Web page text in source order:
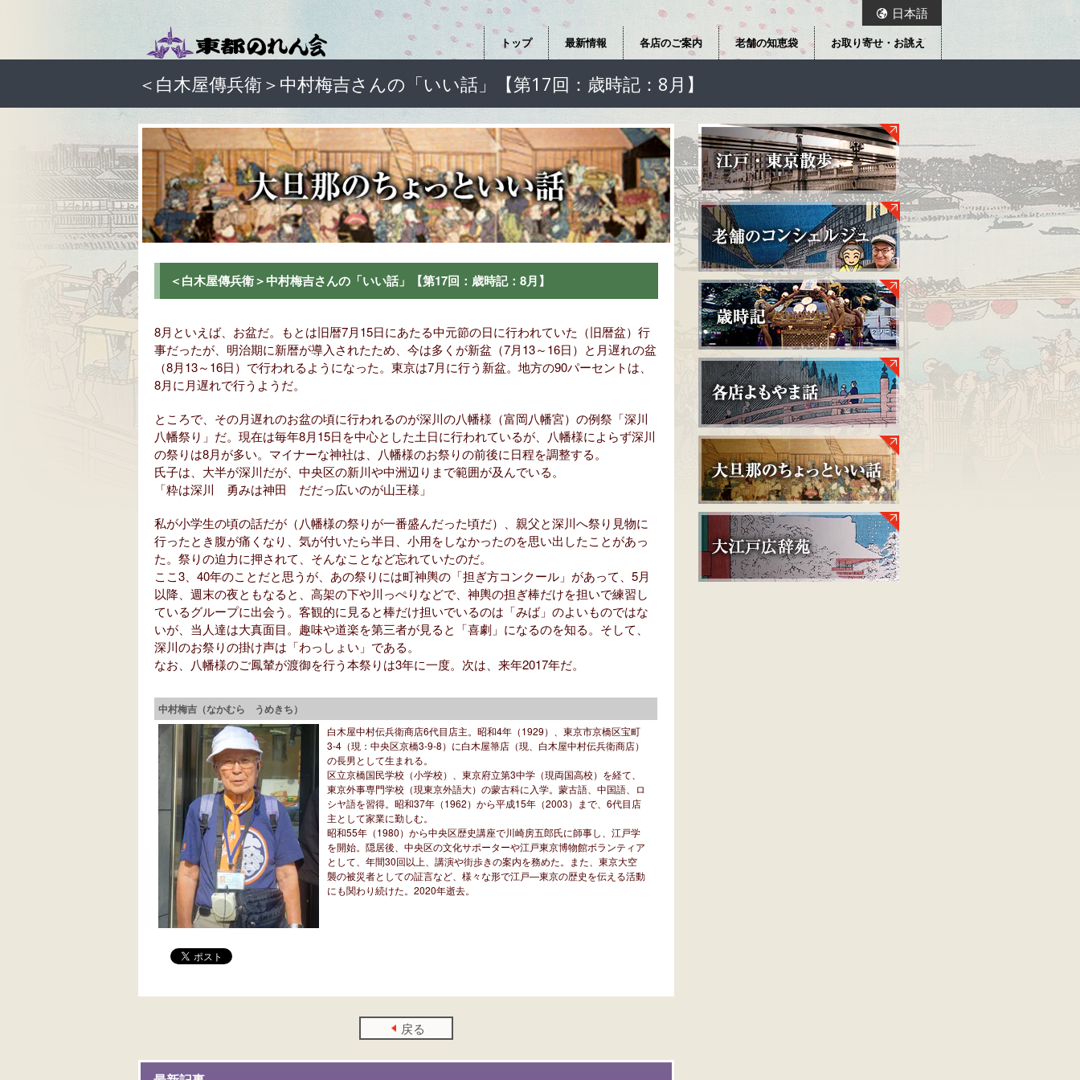
日本語
トップ 最新情報 各店のご案内 老舗の知恵袋 お取り寄せ・お誂え
＜白木屋傳兵衛＞中村梅吉さんの「いい話」【第17回：歳時記：8月】
＜白木屋傳兵衛＞中村梅吉さんの「いい話」【第17回：歳時記：8月】
8月といえば、お盆だ。もとは旧暦7月15日にあたる中元節の日に行われていた（旧暦盆）行
事だったが、明治期に新暦が導入されたため、今は多くが新盆（7月13～16日）と月遅れの盆
（8月13～16日）で行われるようになった。東京は7月に行う新盆。地方の90パーセントは、
8月に月遅れで行うようだ。
ところで、その月遅れのお盆の頃に行われるのが深川の八幡様（富岡八幡宮）の例祭「深川
八幡祭り」だ。現在は毎年8月15日を中心とした土日に行われているが、八幡様によらず深川
の祭りは8月が多い。マイナーな神社は、八幡様のお祭りの前後に日程を調整する。
氏子は、大半が深川だが、中央区の新川や中洲辺りまで範囲が及んでいる。
「粋は深川 勇みは神田 だだっ広いのが山王様」
私が小学生の頃の話だが（八幡様の祭りが一番盛んだった頃だ）、親父と深川へ祭り見物に
行ったとき腹が痛くなり、気が付いたら半日、小用をしなかったのを思い出したことがあっ
た。祭りの迫力に押されて、そんなことなど忘れていたのだ。
ここ3、40年のことだと思うが、あの祭りには町神輿の「担ぎ方コンクール」があって、5月
以降、週末の夜ともなると、高架の下や川っぺりなどで、神輿の担ぎ棒だけを担いで練習し
ているグループに出会う。客観的に見ると棒だけ担いでいるのは「みば」のよいものではな
いが、当人達は大真面目。趣味や道楽を第三者が見ると「喜劇」になるのを知る。そして、
深川のお祭りの掛け声は「わっしょい」である。
なお、八幡様のご鳳輦が渡御を行う本祭りは3年に一度。次は、来年2017年だ。
中村梅吉（なかむら うめきち）
白木屋中村伝兵衛商店6代目店主。昭和4年（1929）、東京市京橋区宝町
3-4（現：中央区京橋3-9-8）に白木屋箒店（現、白木屋中村伝兵衛商店）
の長男として生まれる。
区立京橋国民学校（小学校）、東京府立第3中学（現両国高校）を経て、
東京外事専門学校（現東京外語大）の蒙古科に入学。蒙古語、中国語、ロ
シヤ語を習得。昭和37年（1962）から平成15年（2003）まで、6代目店
主として家業に勤しむ。
昭和55年（1980）から中央区歴史講座で川崎房五郎氏に師事し、江戸学
を開始。隠居後、中央区の文化サポーターや江戸東京博物館ボランティア
として、年間30回以上、講演や街歩きの案内を務めた。また、東京大空
襲の被災者としての証言など、様々な形で江戸—東京の歴史を伝える活動
にも関わり続けた。2020年逝去。
戻る